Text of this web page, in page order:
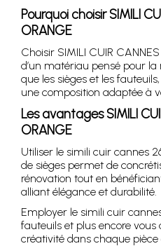
Pourquoi choisir SIMILI
ORANGE
Choisir SIMILI CUIR
d’un matériau pensé pour
que les sièges et les
une composition adaptée à
Les avantages SIMILI
ORANGE
Utiliser le simili cuir cannes
de sièges permet de
rénovation tout en
alliant élégance et durabilité.
Employer le simili cuir
fauteuils et plus encore
créativité dans chaque pièce